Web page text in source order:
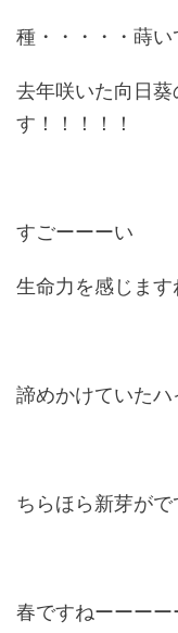
種・・・・・蒔
去年咲いた向日
す！！！！！
すごーーーい
生命力を感じます
諦めかけていたハ
ちらほら新芽が
春ですねーーーー